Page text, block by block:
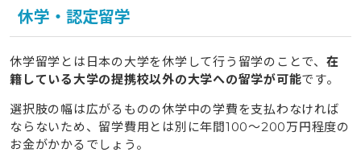
休学・認定留学
休学留学とは日本の大学を休学して行う留学のことで、 在
籍している大学の提携校以外の大学への留学が可能です。
選択肢の幅は広がるものの休学中の学費を支払わなければ
ならないため、留学費用とは別に年間100〜200万円程度の
お金がかかるでしょう。